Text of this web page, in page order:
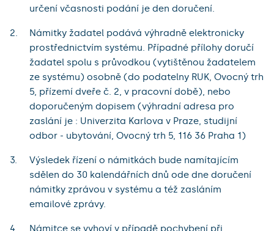
určení včasnosti podání je den doručení.
Námitky žadatel podává výhradně elektronicky
prostřednictvím systému. Případné přílohy doručí
žadatel spolu s průvodkou (vytištěnou žadatelem
ze systému) osobně (do podatelny RUK, Ovocný trh
5, přízemí dveře č. 2, v pracovní době), nebo
doporučeným dopisem (výhradní adresa pro
zaslání je : Univerzita Karlova v Praze, studijní
odbor - ubytování, Ovocný trh 5, 116 36 Praha 1)
Výsledek řízení o námitkách bude namítajícím
sdělen do 30 kalendářních dnů ode dne doručení
námitky zprávou v systému a též zasláním
emailové zprávy.
Námitce se vyhoví v případě pochybení při